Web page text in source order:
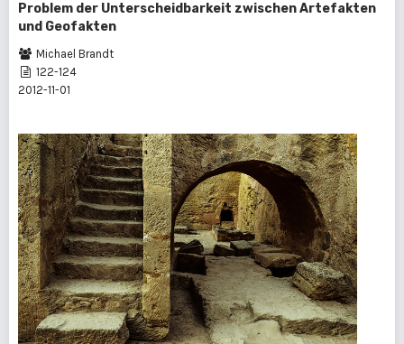
Problem der Unterscheidbarkeit zwischen Artefakten
und Geofakten
Michael Brandt
122-124
2012-11-01